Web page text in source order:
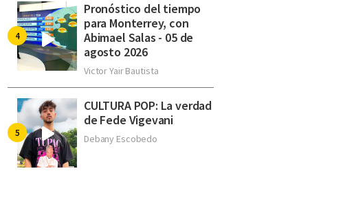
Pronóstico del tiempo
para Monterrey, con
Abimael Salas - 05 de
agosto 2026
Victor Yair Bautista
CULTURA POP: La verdad
de Fede Vigevani
Debany Escobedo